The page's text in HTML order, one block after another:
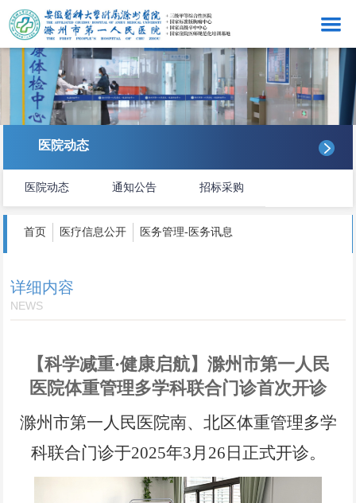
网站首页
医院概况
医务管理
护理服务
科研教学
党风廉政
电子院刊
专题链接
医院动态
医院动态 通知公告 招标采购
首页 医疗信息公开 医务管理-医务讯息
详细内容
NEWS
【科学减重·健康启航】滁州市第一人民
医院体重管理多学科联合门诊首次开诊
滁州市第一人民医院南、北区体重管理多学
科联合门诊于2025年3月26日正式开诊。